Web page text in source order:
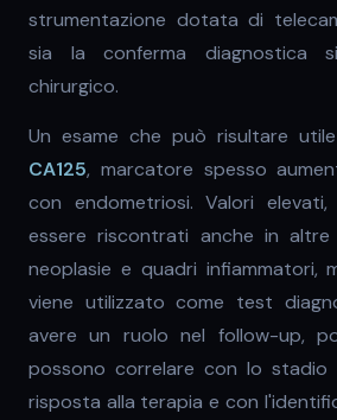
strumentazione dotata di
sia la conferma diagnostica
chirurgico.
Un esame che può risultare
CA125, marcatore spesso
con endometriosi. Valori
essere riscontrati anche in altre
neoplasie e quadri infiammatori,
viene utilizzato come test
avere un ruolo nel follow-up,
possono correlare con lo stadio
risposta alla terapia e con